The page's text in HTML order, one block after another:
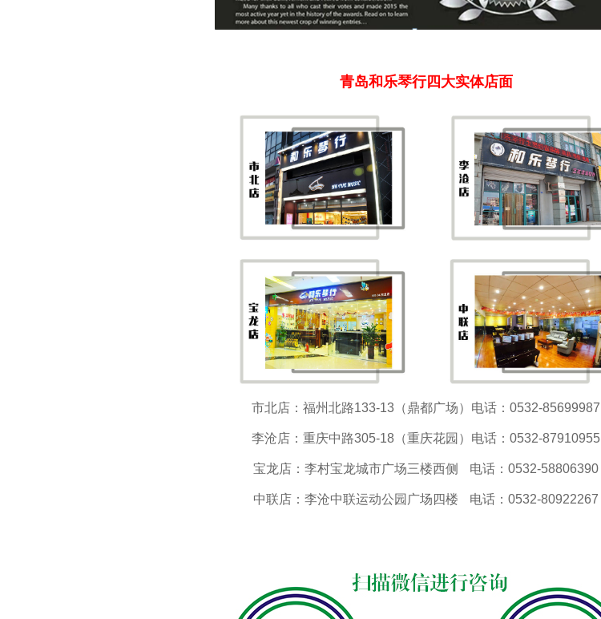
青岛和乐琴行四大实体店面
市北店：福州北路133-13（鼎都广场）电话：0532-85699987
李沧店：重庆中路305-18（重庆花园）电话：0532-87910955
宝龙店：李村宝龙城市广场三楼西侧 电话：0532-58806390
中联店：李沧中联运动公园广场四楼 电话：0532-80922267